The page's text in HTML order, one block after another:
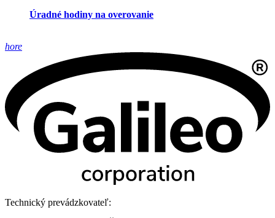
Úradné hodiny na overovanie
hore
Technický prevádzkovateľ: